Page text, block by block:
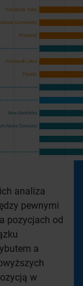
analiza
pewnymi
pozycjach od
a
w